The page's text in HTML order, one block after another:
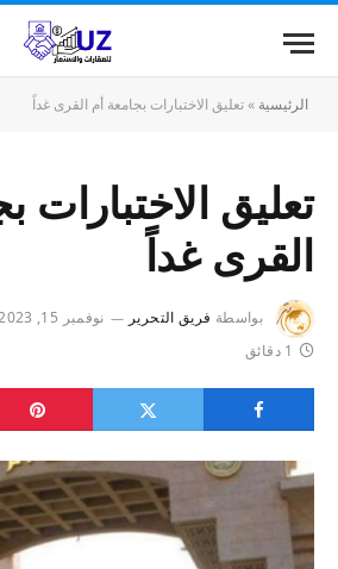
الرئيسية »تعليق الاختبارات بجامعة أم القرى غداً
تعليق الاختبارات
القرى غداً
بواسطة فريق التحرير نوفمبر 15, 2023
1 دقائق